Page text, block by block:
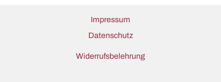
Impressum
Datenschutz
Widerrufsbelehrung